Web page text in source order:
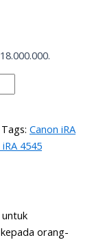
Tags: Canon iRA
4545
untuk
orang-